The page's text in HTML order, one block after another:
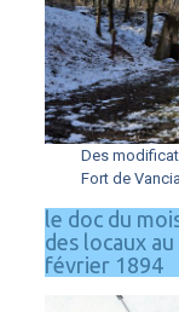
Des
Fort de
le doc du
des locaux
février 1894